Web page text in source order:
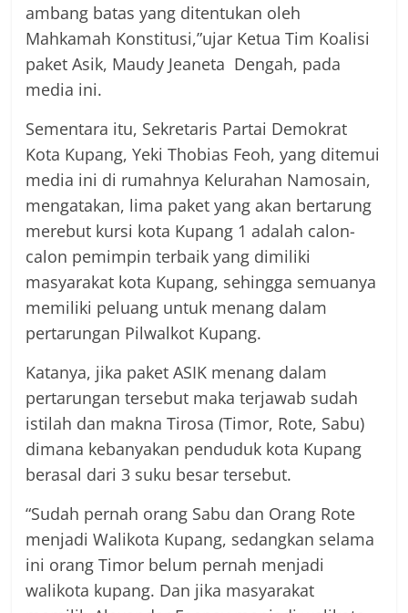
ambang batas yang ditentukan oleh
Mahkamah Konstitusi,”ujar Ketua Tim Koalisi
paket Asik, Maudy Jeaneta Dengah, pada
media ini.
Sementara itu, Sekretaris Partai Demokrat
Kota Kupang, Yeki Thobias Feoh, yang ditemui
media ini di rumahnya Kelurahan Namosain,
mengatakan, lima paket yang akan bertarung
merebut kursi kota Kupang 1 adalah calon-
calon pemimpin terbaik yang dimiliki
masyarakat kota Kupang, sehingga semuanya
memiliki peluang untuk menang dalam
pertarungan Pilwalkot Kupang.
Katanya, jika paket ASIK menang dalam
pertarungan tersebut maka terjawab sudah
istilah dan makna Tirosa (Timor, Rote, Sabu)
dimana kebanyakan penduduk kota Kupang
berasal dari 3 suku besar tersebut.
“Sudah pernah orang Sabu dan Orang Rote
menjadi Walikota Kupang, sedangkan selama
ini orang Timor belum pernah menjadi
walikota kupang. Dan jika masyarakat